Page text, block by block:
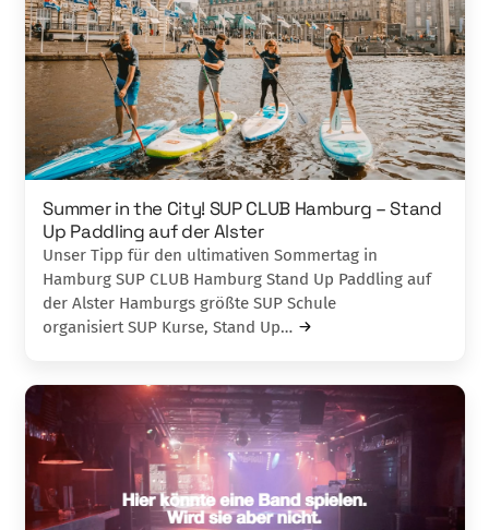
Summer in the City! SUP CLUB Hamburg – Stand
Up Paddling auf der Alster
Unser Tipp für den ultimativen Sommertag in
Hamburg SUP CLUB Hamburg Stand Up Paddling auf
der Alster Hamburgs größte SUP Schule
organisiert SUP Kurse, Stand Up…